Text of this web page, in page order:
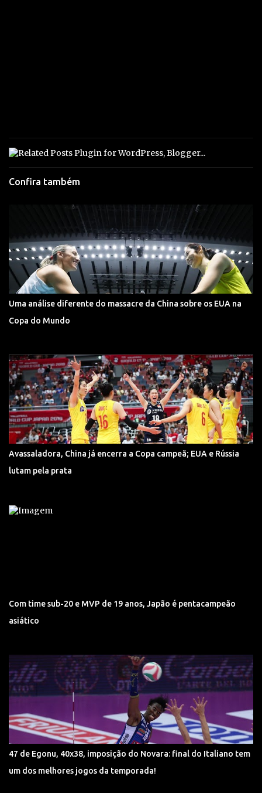
Confira também
Uma análise diferente do massacre da China sobre os EUA na
Copa do Mundo
Avassaladora, China já encerra a Copa campeã; EUA e Rússia
lutam pela prata
Com time sub-20 e MVP de 19 anos, Japão é pentacampeão
asiático
47 de Egonu, 40x38, imposição do Novara: final do Italiano tem
um dos melhores jogos da temporada!